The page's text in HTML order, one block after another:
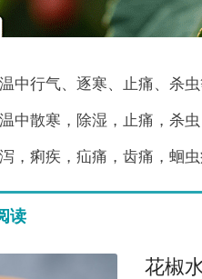
中行气、逐寒、止痛、杀
中散寒，除湿，止痛，杀
，痢疾，疝痛，齿痛，蛔
读
花椒